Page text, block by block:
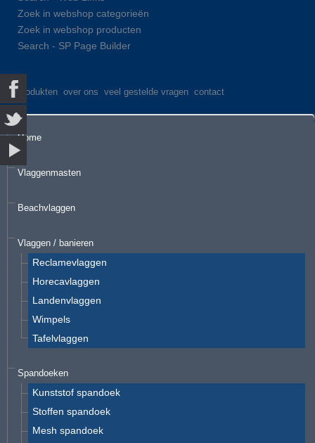
Zoek in webshop categorieën
Zoek in webshop producten
Search - SP Page Builder
produkten over ons veel gestelde vragen contact
Home
Vlaggenmasten
Beachvlaggen
Vlaggen / banieren
Reclamevlaggen
Horecavlaggen
Landenvlaggen
Wimpels
Tafelvlaggen
Spandoeken
Kunststof spandoek
Stoffen spandoek
Mesh spandoek